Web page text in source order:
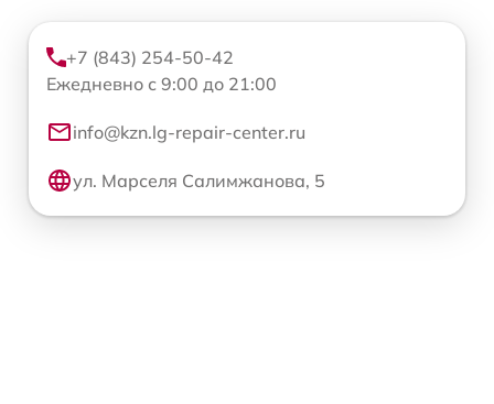
+7 (843) 254-50-42
Ежедневно с 9:00 до 21:00
info@kzn.lg-repair-center.ru
ул. Марселя Салимжанова, 5